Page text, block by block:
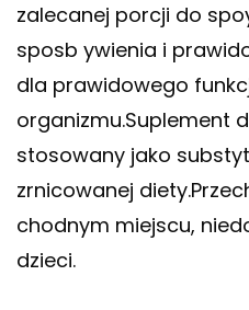
zalecanej porcji do
sposb ywienia i
dla prawidowego
organizmu.Suplement
stosowany jako
zrnicowanej
chodnym miejscu,
dzieci.